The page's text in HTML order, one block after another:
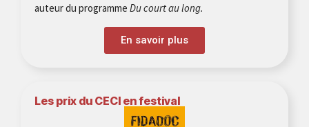
auteur du programme Du court au long.
En savoir plus
Les prix du CECI en festival